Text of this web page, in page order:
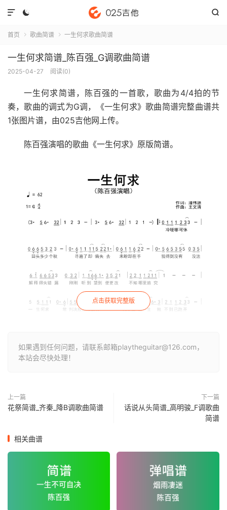
 

首页  歌曲简谱  一生何求歌曲简谱
一生何求简谱_陈百强_G调歌曲简谱
2025-04-27 阅读(0)
一生何求简谱，陈百强的一首歌，歌曲为4/4拍的节
奏，歌曲的调式为G调，《一生何求》歌曲简谱完整曲谱共
1张图片谱，由025吉他网上传。
陈百强演唱的歌曲《一生何求》原版简谱。
点击获取完整版
如果遇到任何问题，请联系邮箱playtheguitar@126.com，
本站会尽快处理！
上一篇
花祭简谱_齐秦_降B调歌曲简谱
下一篇
话说从头简谱_高明骏_F调歌曲
简谱
相关曲谱